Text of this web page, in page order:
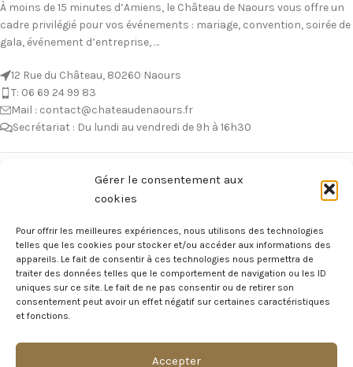
Gérer le consentement aux
cookies
Pour offrir les meilleures expériences, nous utilisons des technologies
telles que les cookies pour stocker et/ou accéder aux informations des
appareils. Le fait de consentir à ces technologies nous permettra de
traiter des données telles que le comportement de navigation ou les ID
uniques sur ce site. Le fait de ne pas consentir ou de retirer son
consentement peut avoir un effet négatif sur certaines caractéristiques
et fonctions.
Accepter
À moins de 15 minutes d’Amiens, le Château de Naours vous offre un
cadre privilégié pour vos événements : mariage, convention, soirée de
gala, événement d’entreprise, …
12 Rue du Château, 80260 Naours
T: 06 69 24 99 83
Mail : contact@chateaudenaours.fr
Secrétariat : Du lundi au vendredi de 9h à 16h30
Vous avez des questions ?
Avant de nous écrire, n’hésitez pas à consulter notre FAQ, celle-ci est
réponse à votre question !
Voir notre foire aux questions >
NOTRE ÉCOSYSTEME